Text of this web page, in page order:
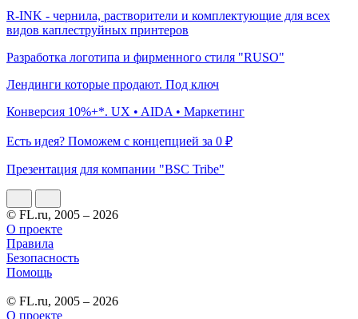
R-INK - чернила, растворители и комплектующие для всех
видов каплеструйных принтеров
Разработка логотипа и фирменного стиля "RUSO"
Лендинги которые продают. Под ключ
Конверсия 10%+*. UX • AIDA • Маркетинг
Есть идея? Поможем с концепцией за 0 ₽
Презентация для компании "BSC Tribe"
© FL.ru, 2005 – 2026
О проекте
Правила
Безопасность
Помощь
© FL.ru, 2005 – 2026
О проекте